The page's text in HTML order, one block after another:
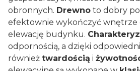
obronnych. Drewno to dobry
efektownie wykończyć wnętrze
elewację budynku.
odpornością, a dzięki
również twardością i